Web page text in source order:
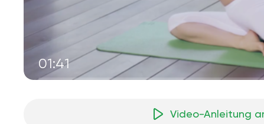
01:41
Video-Anleitung